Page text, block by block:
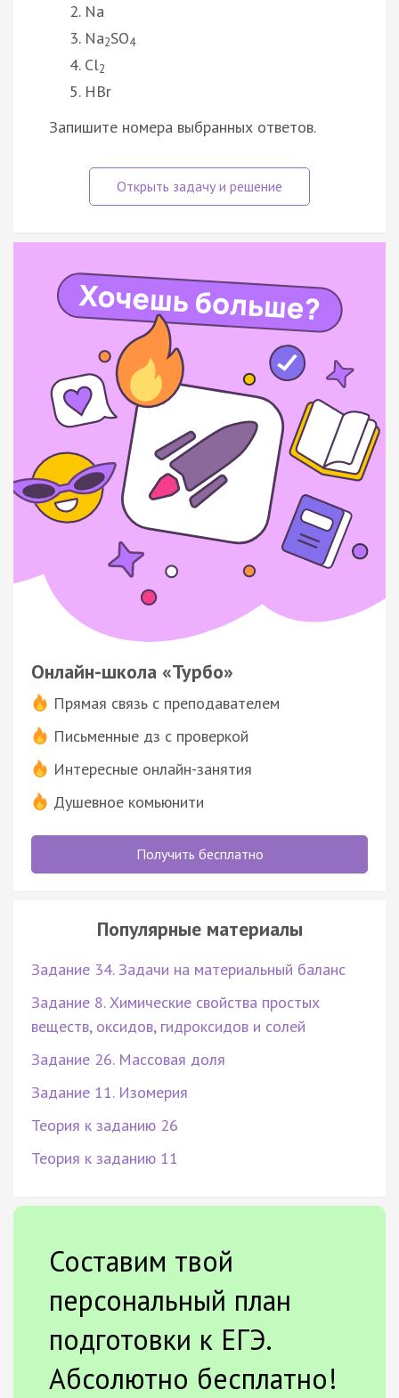
Na
Na2SO4
Cl2
HBr
Запишите номера выбранных ответов.
Онлайн-школа «Турбо»
Прямая связь с преподавателем
Письменные дз с проверкой
Интересные онлайн-занятия
Душевное комьюнити
Получить бесплатно
Популярные материалы
Задание 34. Задачи на материальный баланс
Задание 8. Химические свойства простых
веществ, оксидов, гидроксидов и солей
Задание 26. Массовая доля
Задание 11. Изомерия
Теория к заданию 26
Теория к заданию 11
Составим твой
персональный план
подготовки к ЕГЭ.
Абсолютно бесплатно!